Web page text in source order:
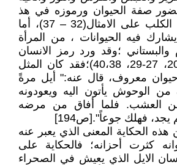
صفة الحيوان ورموزه في هذ
الامثال. وقد استحوذ الكلب على الامثال(32 – 37)، أما
فيه الحيوانات ، من المرأة
؛وقد ورد رمز الانسان
في الامثال( 2، 14-20، 27-29، 40،38)؛فقد كان المثل
حيوان معروف، قال عنه:" أيل مرةً
الوحوش يأتون اليه ويعودونه
العشب. فلما أفاق من مرضه
يجد، فهلك جوعاً".[ص194]
الحكاية المعنى الذي يعبر عنه
كثرت أحزانه؛ فالحكاية على
الايل الذي يعيش في الصحراء